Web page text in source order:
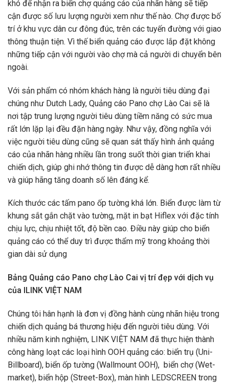
khó để nhận ra biển chợ quảng cáo của nhãn hàng sẽ tiếp
cận được số lưu lượng người xem như thế nào. Chợ được bố
trí ở khu vực dân cư đông đúc, trên các tuyến đường với giao
thông thuận tiện. Vì thế biển quảng cáo được lắp đặt không
những tiếp cận với người vào chợ mà cả người di chuyển bên
ngoài.
Với sản phẩm có nhóm khách hàng là người tiêu dùng đại
chúng như Dutch Lady, Quảng cáo Pano chợ Lào Cai sẽ là
nơi tập trung lượng người tiêu dùng tiềm năng có sức mua
rất lớn lặp lại đều đặn hàng ngày. Như vậy, đồng nghĩa với
việc người tiêu dùng cũng sẽ quan sát thấy hình ảnh quảng
cáo của nhãn hàng nhiều lần trong suốt thời gian triển khai
chiến dịch, giúp ghi nhớ thông tin được dễ dàng hơn rất nhiều
và giúp hãng tăng doanh số lên đáng kể.
Kích thước các tấm pano ốp tường khá lớn. Biển được làm từ
khung sắt gắn chặt vào tường, mặt in bạt Hiflex với đặc tính
chịu lực, chịu nhiệt tốt, độ bền cao. Điều này giúp cho biển
quảng cáo có thể duy trì được thẩm mỹ trong khoảng thời
gian dài sử dụng
Bảng Quảng cáo Pano chợ Lào Cai vị trí đẹp với dịch vụ
của ILINK VIỆT NAM
Chúng tôi hân hạnh là đơn vị đồng hành cùng nhãn hiệu trong
chiến dịch quảng bá thương hiệu đến người tiêu dùng. Với
nhiều năm kinh nghiệm, LINK VIỆT NAM đã thực hiện thành
công hàng loạt các loại hình OOH quảng cáo: biển trụ (Uni-
Billboard), biển ốp tường (Wallmount OOH), biển chợ (Wet-
market), biển hộp (Street-Box), màn hình LEDSCREEN trong